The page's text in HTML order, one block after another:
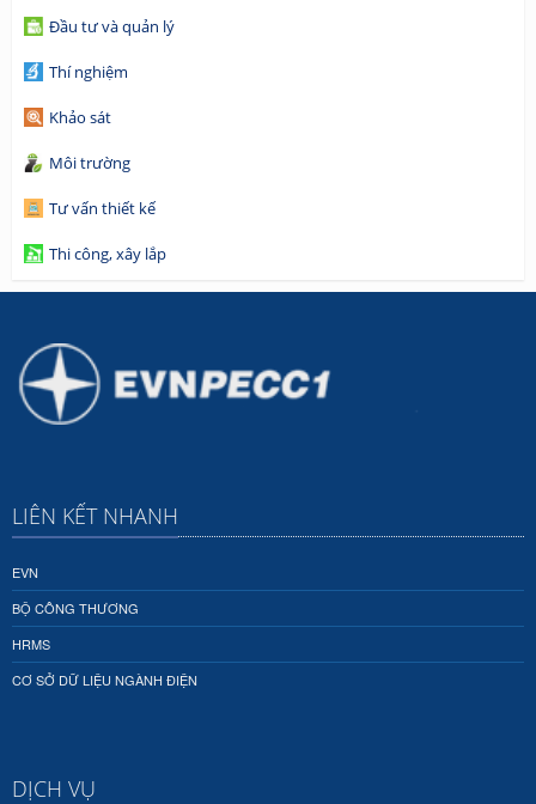
Đầu tư và quản lý
Thí nghiệm
Khảo sát
Môi trường
Tư vấn thiết kế
Thi công, xây lắp
LIÊN KẾT NHANH
EVN
BỘ CÔNG THƯƠNG
HRMS
CƠ SỞ DỮ LIỆU NGÀNH ĐIỆN
DỊCH VỤ